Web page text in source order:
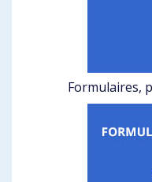
Formulaires,